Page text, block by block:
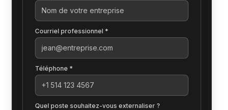
Courriel professionnel *
Téléphone *
Quel poste souhaitez-vous externaliser ?